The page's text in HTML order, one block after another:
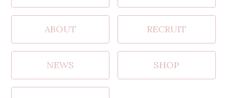
ABOUT RECRUIT
NEWS SHOP